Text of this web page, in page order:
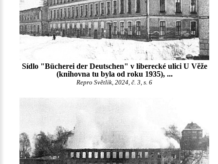
Sídlo "Bücherei der Deutschen" v liberecké ulici U Věže
(knihovna tu byla od roku 1935), ...
Repro Světlik, 2024, č. 3, s. 6